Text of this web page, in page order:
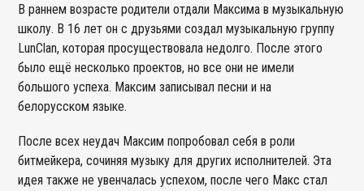
В раннем возрасте родители отдали Максима в музыкальную
школу. В 16 лет он с друзьями создал музыкальную группу
LunClan, которая просуществовала недолго. После этого
было ещё несколько проектов, но все они не имели
большого успеха. Максим записывал песни и на
белорусском языке.
После всех неудач Максим попробовал себя в роли
битмейкера, сочиняя музыку для других исполнителей. Эта
идея также не увенчалась успехом, после чего Макс стал